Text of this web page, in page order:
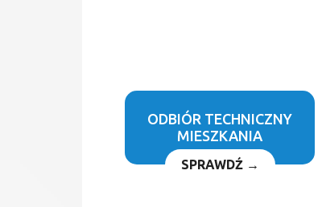
ODBIÓR TECHNICZNY
MIESZKANIA
SPRAWDŹ →